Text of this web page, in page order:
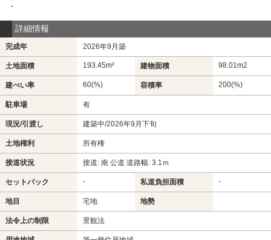
-
詳細情報
完成年 2026年9月築
土地面積 193.45m² 建物面積 98.01m2
建ぺい率 60(%) 容積率 200(%)
駐車場 有
現況/引渡し 建築中/2026年9月下旬
土地権利 所有権
接道状況 接道: 南 公道 道路幅: 3.1ｍ
セットバック - 私道負担面積 -
地目 宅地 地勢
法令上の制限 景観法